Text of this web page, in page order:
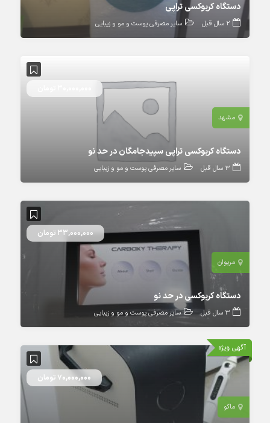
دستگاه کربوکسی تراپی
2 سال قبل سایر مصرفی پوست و مو و زیبایی
مشهد
دستگاه کربوکسی تراپی سپیدجامگان در حد نو
3 سال قبل سایر مصرفی پوست و مو و زیبایی
مریوان
33,000,000 تومان
دستگاه کربوکسی در حد نو
3 سال قبل سایر مصرفی پوست و مو و زیبایی
آگهی ویژه
ماکو
70,000,000 تومان